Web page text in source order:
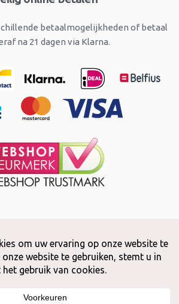
betaalmogelijkheden of betaal
na 21 dagen via Klarna.
© 2026 Snuffelstore
56 51 -info@snuffelstore.be